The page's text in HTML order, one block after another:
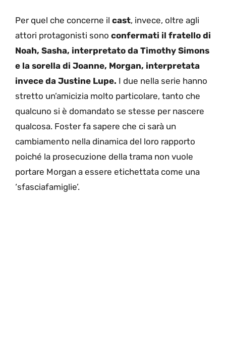
Per quel che concerne il cast, invece, oltre agli
attori protagonisti sono confermati il fratello di
Noah, Sasha, interpretato da Timothy Simons
e la sorella di Joanne, Morgan, interpretata
invece da Justine Lupe. I due nella serie hanno
stretto un’amicizia molto particolare, tanto che
qualcuno si è domandato se stesse per nascere
qualcosa. Foster fa sapere che ci sarà un
cambiamento nella dinamica del loro rapporto
poiché la prosecuzione della trama non vuole
portare Morgan a essere etichettata come una
‘sfasciafamiglie’.